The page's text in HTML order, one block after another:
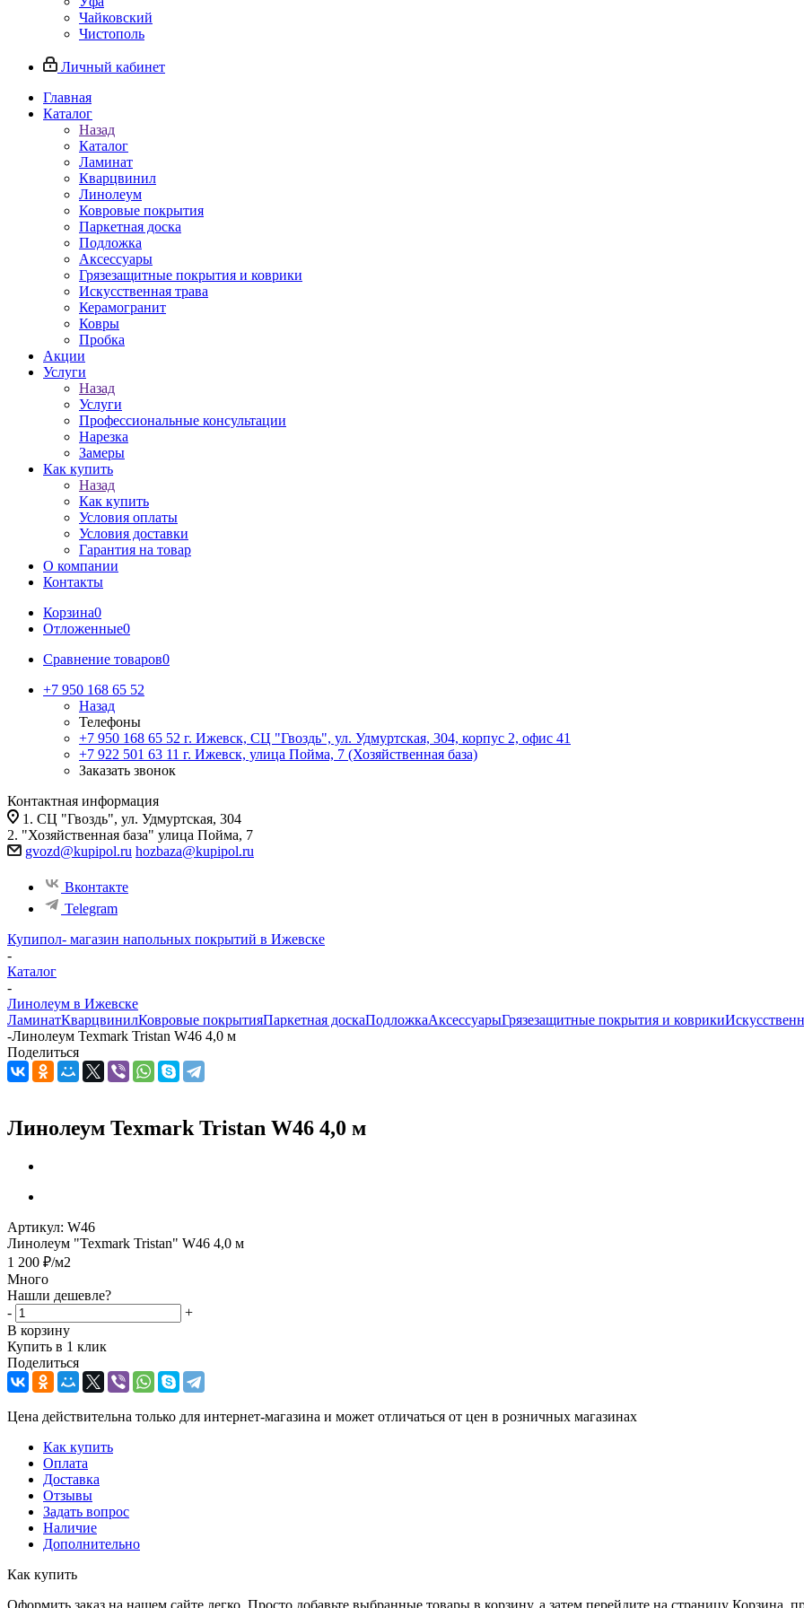
Чайковский
Чистополь
Личный кабинет
Главная
Каталог
Назад
Каталог
Ламинат
Кварцвинил
Линолеум
Ковровые покрытия
Паркетная доска
Подложка
Аксессуары
Грязезащитные покрытия и коврики
Искусственная трава
Керамогранит
Ковры
Пробка
Акции
Услуги
Назад
Услуги
Профессиональные консультации
Нарезка
Замеры
Как купить
Назад
Как купить
Условия оплаты
Условия доставки
Гарантия на товар
О компании
Контакты
Корзина0
Отложенные0
Сравнение товаров0
+7 950 168 65 52
Назад
Телефоны
+7 950 168 65 52 г. Ижевск, СЦ "Гвоздь", ул. Удмуртская, 304, корпус 2, офис 41
+7 922 501 63 11 г. Ижевск, улица Пойма, 7 (Хозяйственная база)
Заказать звонок
Контактная информация
1. СЦ "Гвоздь", ул. Удмуртская, 304
2. "Хозяйственная база" улица Пойма, 7
gvozd@kupipol.ru hozbaza@kupipol.ru
Вконтакте
Telegram
Купипол- магазин напольных покрытий в Ижевске
-
Каталог
-
Линолеум в Ижевске
ЛаминатКварцвинилКовровые покрытияПаркетная доскаПодложкаАксессуарыГрязезащитные покрытия и коврики
-Линолеум Texmark Tristan W46 4,0 м
Поделиться
Линолеум Texmark Tristan W46 4,0 м
Артикул: W46
Линолеум "Texmark Tristan" W46 4,0 м
1 200 ₽/м2
Много
Нашли дешевле?
-
+
В корзину
Купить в 1 клик
Поделиться
Цена действительна только для интернет-магазина и может отличаться от цен в розничных магазинах
Как купить
Оплата
Доставка
Отзывы
Задать вопрос
Наличие
Дополнительно
Как купить
Оформить заказ на нашем сайте легко. Просто добавьте выбранные товары в корзину, а затем перейдите на страницу Корзина,